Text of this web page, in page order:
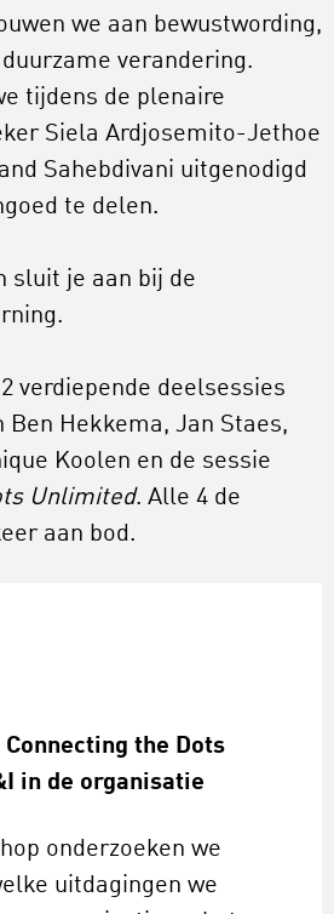
we aan bewustwording,
verandering.
tijdens de plenaire
Siela Ardjosemito-Jethoe
Sahebdivani uitgenodigd
te delen.
sluit je aan bij de
verdiepende deelsessies
Ben Hekkema, Jan Staes,
Koolen en de sessie
Unlimited. Alle 4 de
aan bod.
the Dots
in de organisatie
onderzoeken we
uitdagingen we